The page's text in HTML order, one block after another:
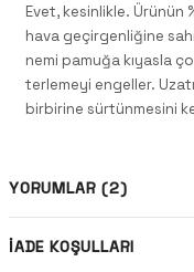
Evet, kesinlikle.
hava geçirgenliğine
nemi pamuğa kıyasla
terlemeyi engeller.
birbirine sürtünmesini
YORUMLAR (2)
İADE KOŞULLARI